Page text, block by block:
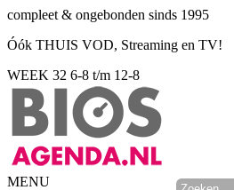
compleet & ongebonden sinds 1995
Óók THUIS VOD, Streaming en TV!
WEEK 32 6-8 t/m 12-8
MENU